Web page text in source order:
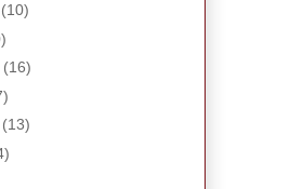
(10)
(16)
(13)